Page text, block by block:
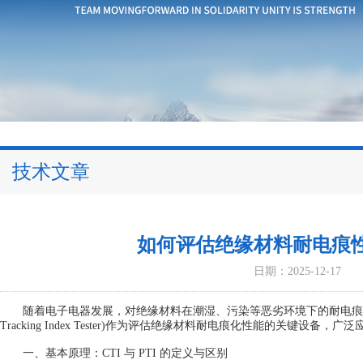
技术文章
如何评估绝缘材料耐电痕
日期：2025-12-17
随着电子电器发展，对绝缘材料在潮湿、污染等恶劣环境下的耐电痕
Tracking Index Tester)作为评估绝缘材料耐电痕化性能的关键设备，广
一、基本原理：CTI 与 PTI 的定义与区别